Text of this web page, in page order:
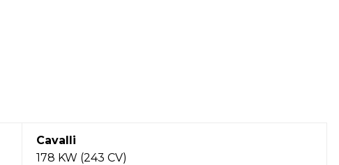
Cavalli
178 KW (243 CV)